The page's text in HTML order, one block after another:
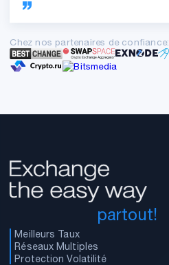
Chez nos partenaires de confiance:
partout!
Meilleurs Taux
Réseaux Multiples
Protection Volatilité